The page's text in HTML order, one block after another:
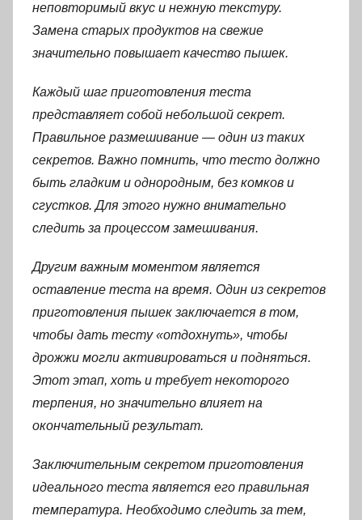
неповторимый вкус и нежную текстуру.
Замена старых продуктов на свежие
значительно повышает качество пышек.
Каждый шаг приготовления теста
представляет собой небольшой секрет.
Правильное размешивание — один из таких
секретов. Важно помнить, что тесто должно
быть гладким и однородным, без комков и
сгустков. Для этого нужно внимательно
следить за процессом замешивания.
Другим важным моментом является
оставление теста на время. Один из секретов
приготовления пышек заключается в том,
чтобы дать тесту «отдохнуть», чтобы
дрожжи могли активироваться и подняться.
Этот этап, хоть и требует некоторого
терпения, но значительно влияет на
окончательный результат.
Заключительным секретом приготовления
идеального теста является его правильная
температура. Необходимо следить за тем,